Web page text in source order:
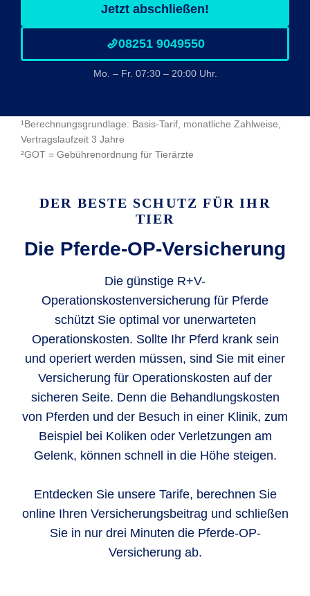
Jetzt abschließen!
08251 9049550
Mo. – Fr. 07:30 – 20:00 Uhr.
¹Berechnungsgrundlage: Basis-Tarif, monatliche Zahlweise,
Vertragslaufzeit 3 Jahre
²GOT = Gebührenordnung für Tierärzte
DER BESTE SCHUTZ FÜR IHR
TIER
Die Pferde-OP-Versicherung
Die günstige R+V-
Operationskostenversicherung für Pferde
schützt Sie optimal vor unerwarteten
Operationskosten. Sollte Ihr Pferd krank sein
und operiert werden müssen, sind Sie mit einer
Versicherung für Operationskosten auf der
sicheren Seite. Denn die Behandlungskosten
von Pferden und der Besuch in einer Klinik, zum
Beispiel bei Koliken oder Verletzungen am
Gelenk, können schnell in die Höhe steigen.
Entdecken Sie unsere Tarife, berechnen Sie
online Ihren Versicherungsbeitrag und schließen
Sie in nur drei Minuten die Pferde-OP-
Versicherung ab.